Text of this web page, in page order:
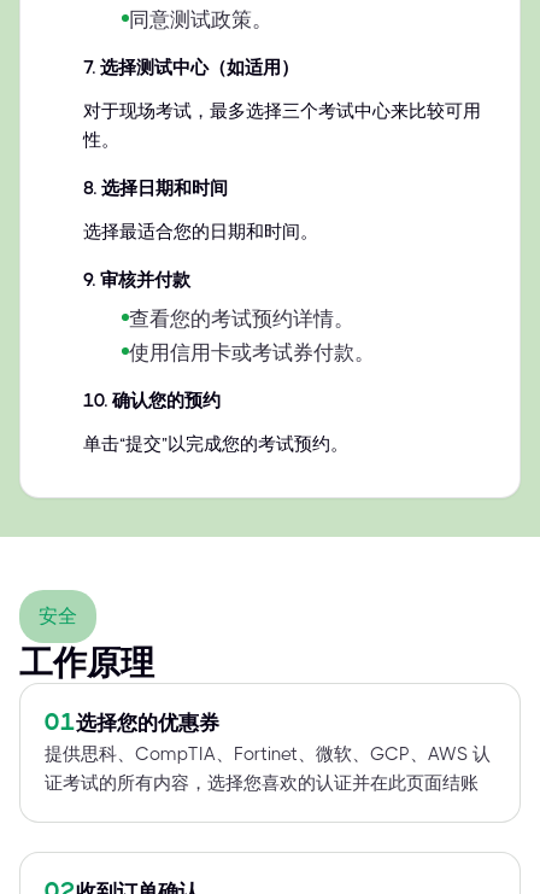
同意测试政策。
7. 选择测试中心（如适用）
对于现场考试，最多选择三个考试中心来比较可用
性。
8. 选择日期和时间
选择最适合您的日期和时间。
9. 审核并付款
查看您的考试预约详情。
使用信用卡或考试券付款。
10. 确认您的预约
单击“提交”以完成您的考试预约。
安全
工作原理
01选择您的优惠券
提供思科、CompTIA、Fortinet、微软、GCP、AWS 认
证考试的所有内容，选择您喜欢的认证并在此页面结账